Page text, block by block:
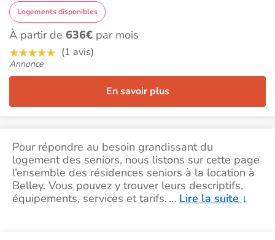
Logements disponibles
À partir de 636€ par mois
(1 avis)
Annonce
En savoir plus
Pour répondre au besoin grandissant du
logement des seniors, nous listons sur cette page
l’ensemble des résidences seniors à la location à
Belley. Vous pouvez y trouver leurs descriptifs,
équipements, services et tarifs. … Lire la suite ↓